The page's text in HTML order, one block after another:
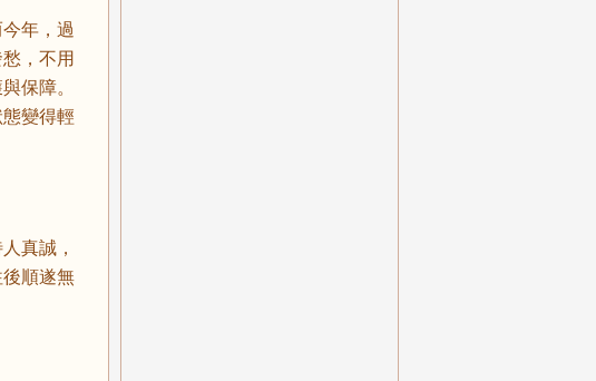
年，過
，不用
保障。
變得輕
真誠，
順遂無